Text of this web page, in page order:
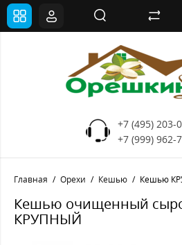
+7 (495) 203-
+7 (999) 962-
Главная Орехи Кешью Кешью
Кешью очищенный
КРУПНЫЙ